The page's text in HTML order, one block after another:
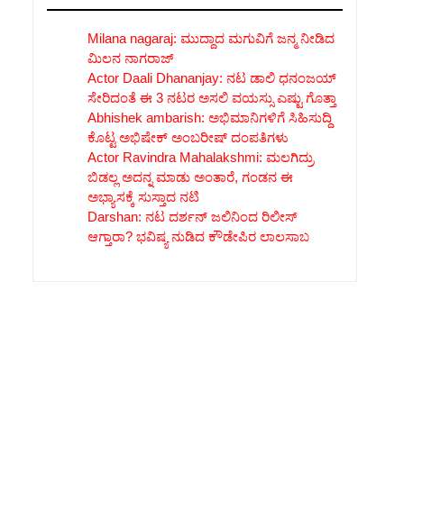
Milana nagaraj: ಮುದ್ದಾದ ಮಗುವಿಗೆ ಜನ್ಮ ನೀಡಿದ
ಮಿಲನ ನಾಗರಾಜ್
Actor Daali Dhananjay: ನಟ ಡಾಲಿ ಧನಂಜಯ್
ಸೇರಿದಂತೆ ಈ 3 ನಟರ ಅಸಲಿ ವಯಸ್ಸು ಎಷ್ಟು ಗೊತ್ತಾ
Abhishek ambarish: ಅಭಿಮಾನಿಗಳಿಗೆ ಸಿಹಿಸುದ್ದಿ
ಕೊಟ್ಟ ಅಭಿಷೇಕ್ ಅಂಬರೀಷ್ ದಂಪತಿಗಳು
Actor Ravindra Mahalakshmi: ಮಲಗಿದ್ರು
ಬಿಡಲ್ಲ ಅದನ್ನ ಮಾಡು ಅಂತಾರೆ, ಗಂಡನ ಈ
ಅಭ್ಯಾಸಕ್ಕೆ ಸುಸ್ತಾದ ನಟಿ
Darshan: ನಟ ದರ್ಶನ್ ಜಲಿನಿಂದ ರಿಲೀಸ್
ಆಗ್ತಾರಾ? ಭವಿಷ್ಯ ನುಡಿದ ಕೌಡೇಪಿರ ಲಾಲಸಾಬ